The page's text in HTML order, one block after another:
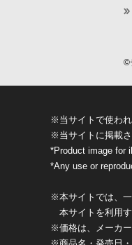
©
※当サイトで使わ
※当サイトに掲載
*Product image for
*Any use or
※本サイトでは、
本サイトを利用す
※価格は、メーカー